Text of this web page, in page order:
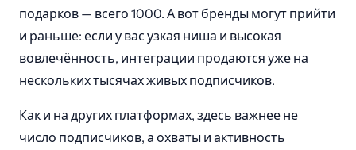
подарков — всего 1000. А вот бренды могут прийти
и раньше: если у вас узкая ниша и высокая
вовлечённость, интеграции продаются уже на
нескольких тысячах живых подписчиков.
Как и на других платформах, здесь важнее не
число подписчиков, а охваты и активность